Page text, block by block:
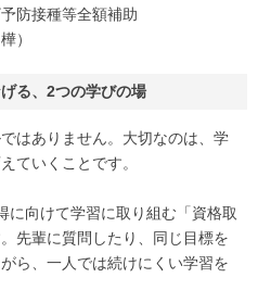
防接種等全額補助
）
る、2つの学びの場
はありません。大切なのは、学
ていくことです。
に向けて学習に取り組む「資格取
先輩に質問したり、同じ目標を
ら、一人では続けにくい学習を